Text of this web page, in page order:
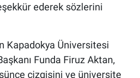
ederek sözlerini
Kapadokya Üniversitesi
Funda Firuz Aktan,
çizgisini ve üniversite